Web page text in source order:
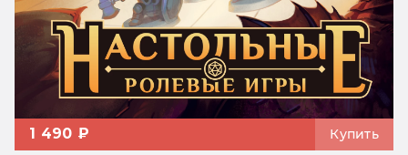
1 490 ₽ Купить